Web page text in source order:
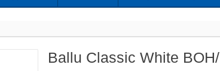
Ballu Classic White